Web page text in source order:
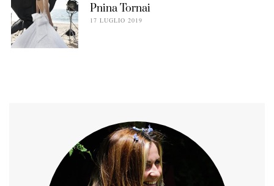
Pnina Tornai
17 LUGLIO 2019